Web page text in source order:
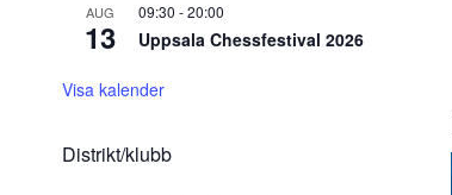
AUG
13
09:30 -20:00
Uppsala Chessfestival 2026
Visa kalender
Distrikt/klubb